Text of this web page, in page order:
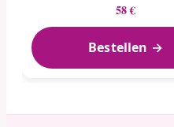
58 €
Bestellen →